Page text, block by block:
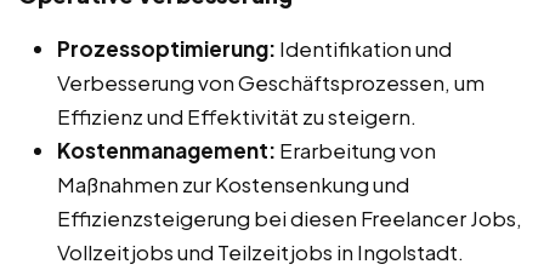
Prozessoptimierung: Identifikation und
Verbesserung von Geschäftsprozessen, um
Effizienz und Effektivität zu steigern.
Kostenmanagement: Erarbeitung von
Maßnahmen zur Kostensenkung und
Effizienzsteigerung bei diesen Freelancer Jobs,
Vollzeitjobs und Teilzeitjobs in Ingolstadt.